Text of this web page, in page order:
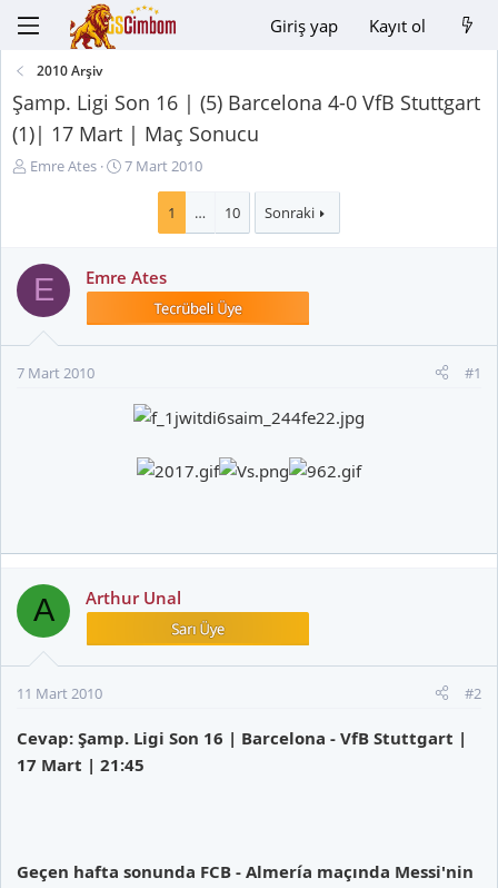
Giriş yap Kayıt ol
2010 Arşiv
Şamp. Ligi Son 16 | (5) Barcelona 4-0 VfB Stuttgart
(1)| 17 Mart | Maç Sonucu
K
u
B
a
l
Emre Ates
B
n
g
ı
ç
7 Mart 2010
1 … 10 Sonraki
E Emre Ates
7 Mart 2010 #1
A Arthur Unal
11 Mart 2010 #2
Cevap: Şamp. Ligi Son 16 | Barcelona - VfB Stuttgart |
17 Mart | 21:45
Geçen hafta sonunda FCB - Almería maçında Messi'nin